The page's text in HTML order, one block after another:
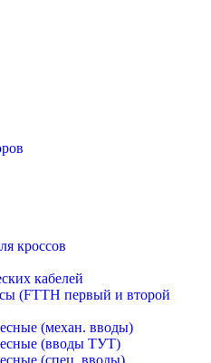
кроссов
кабелей
(FTTH первый и второй
(механ. вводы)
(вводы ТУТ)
(спец. вводы)